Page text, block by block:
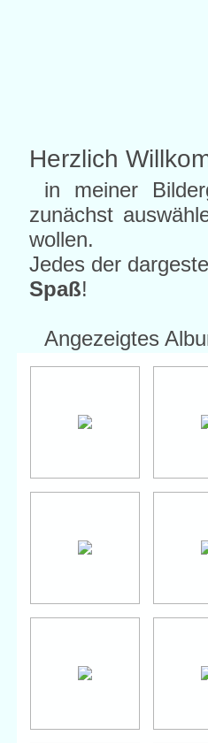
Herzlich
in meiner
zunächst
wollen.
Jedes der
Spaß!
Angezeigtes